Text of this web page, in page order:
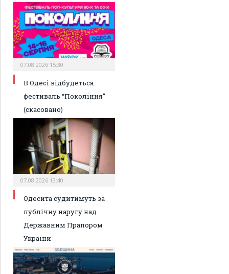
07.08.2026 15:30
В Одесі відбудеться
фестиваль “Покоління”
(скасовано)
07.08.2026 13:40
Одесита судитимуть за
публічну наругу над
Державним Прапором
України